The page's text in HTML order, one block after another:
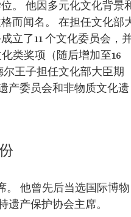
。 他因多元化文化背景
而闻名。 在担任文化部
立了11 个文化委员会，
类奖项（随后增加至16
王子担任文化部大臣期
产委员会和非物质文化遗
。 他曾先后当选国际博物
产保护协会主席。